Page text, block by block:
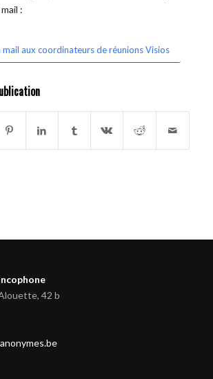
:
mail aux coordinateurs de réunions Visios
42 b